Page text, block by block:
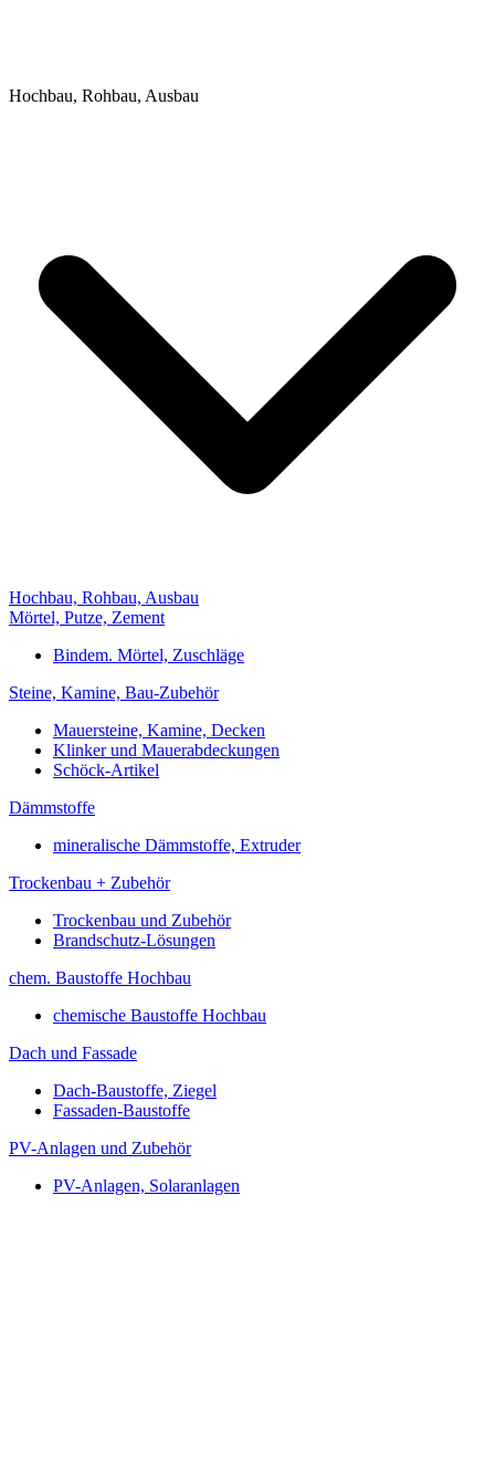
Hochbau, Rohbau, Ausbau
Hochbau, Rohbau, Ausbau
Mörtel, Putze, Zement
Bindem. Mörtel, Zuschläge
Steine, Kamine, Bau-Zubehör
Mauersteine, Kamine, Decken
Klinker und Mauerabdeckungen
Schöck-Artikel
Dämmstoffe
mineralische Dämmstoffe, Extruder
Trockenbau + Zubehör
Trockenbau und Zubehör
Brandschutz-Lösungen
chem. Baustoffe Hochbau
chemische Baustoffe Hochbau
Dach und Fassade
Dach-Baustoffe, Ziegel
Fassaden-Baustoffe
PV-Anlagen und Zubehör
PV-Anlagen, Solaranlagen